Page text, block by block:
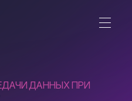
ДАННЫХ ПРИ